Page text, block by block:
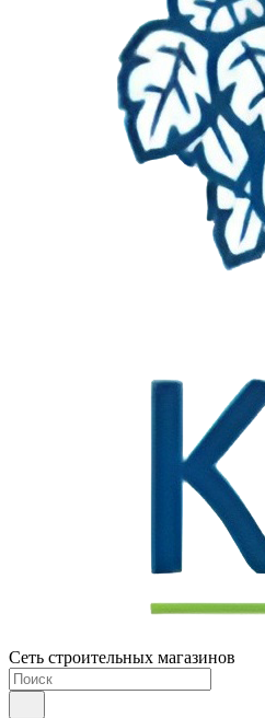
Сеть строительных магазинов